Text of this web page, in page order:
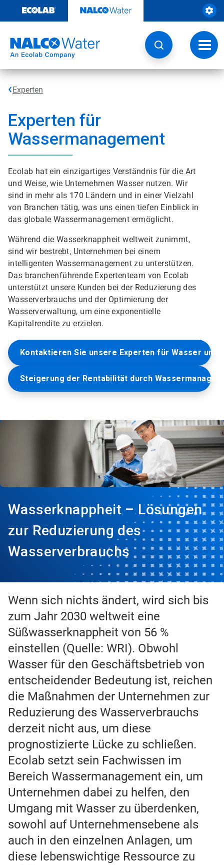
Inhalt
Experten
Experten für
Wassermanagement
Ecolab hat ein einzigartiges Verständnis für die Art
und Weise, wie Unternehmen Wasser nutzen. Wir
sind in mehr als 170 Ländern und in einer Vielzahl
von Branchen tätig, was uns einen tiefen Einblick in
das globale Wassermanagement ermöglicht.
Während die Wasserknappheit weltweit zunimmt,
sind wir bestrebt, Unternehmen bei einem
intelligenten Wassermanagement zu unterstützen.
Das branchenführende Expertenteam von Ecolab
unterstützt unsere Kunden bei der Reduzierung des
Wasserverbrauchs und der Optimierung der
Wasserverwaltung, um eine exponentielle
Kapitalrendite zu erzielen.
Kontaktieren Sie unsere Experten für Wasser und
Steigerung der Rentabilität durch
Wasserknappheit – Lösungen
zur Reduzierung des
Wasserverbrauchs​​​​​​​
Wenn sich nichts ändert, wird sich bis
zum Jahr 2030 weltweit eine
Süßwasserknappheit von 56 %
einstellen (Quelle: WRI). Obwohl
Wasser für den Geschäftsbetrieb von
entscheidender Bedeutung ist, reichen
die Maßnahmen der Unternehmen zur
Reduzierung des Wasserverbrauchs
derzeit nicht aus, um diese
prognostizierte Lücke zu schließen.
Ecolab setzt sein Fachwissen im
Bereich Wassermanagement ein, um
Unternehmen dabei zu helfen, den
Umgang mit Wasser zu überdenken,
sowohl auf Unternehmensebene als
auch in den einzelnen Anlagen, um
diese lebenswichtige Ressource zu